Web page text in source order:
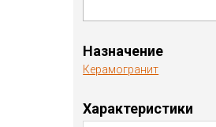
Назначение
Керамогранит
Характеристики